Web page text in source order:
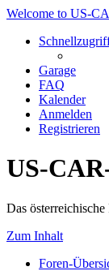
Welcome to US-
Garage
FAQ
Kalender
Anmelden
Registrieren
US-
Das
Zum Inhalt
Foren-